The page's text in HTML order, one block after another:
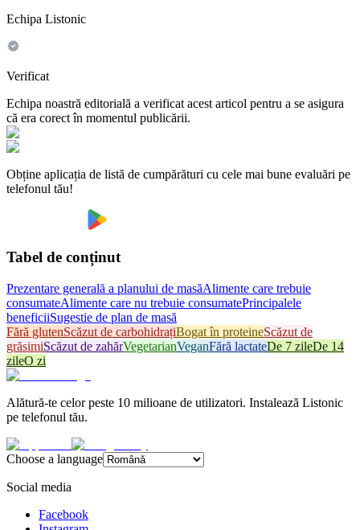
Echipa Listonic
Verificat
Echipa noastră editorială a verificat acest articol pentru a se asigura
că era corect în momentul publicării.
Obține aplicația de listă de cumpărături cu cele mai bune evaluări pe
telefonul tău!
Tabel de conținut
Prezentare generală a planului de masăAlimente care trebuie
consumateAlimente care nu trebuie consumatePrincipalele
beneficiiSugestie de plan de masă
Fără glutenScăzut de carbohidrațiBogat în proteineScăzut de
grăsimiScăzut de zahărVegetarianVeganFără lactateDe 7 zileDe 14
zileO zi
Alătură-te celor peste 10 milioane de utilizatori. Instalează Listonic
pe telefonul tău.
Choose a language
Social media
Facebook